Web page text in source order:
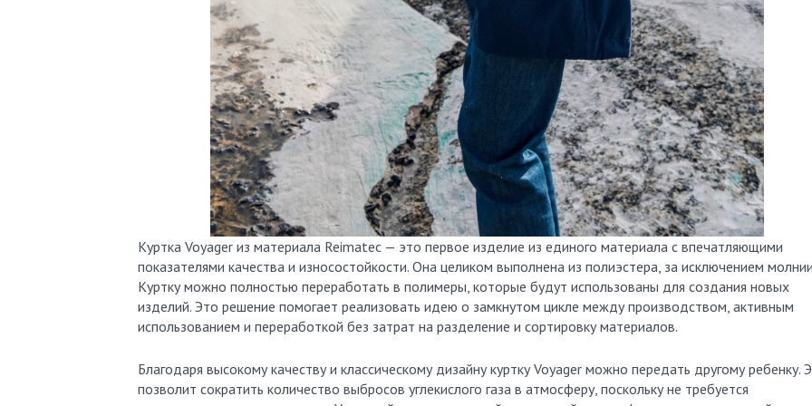
Куртка Voyager из материала Reimatec — это первое изделие из единого материала с впечатляющими
показателями качества и износостойкости. Она целиком выполнена из полиэстера, за исключением
Куртку можно полностью переработать в полимеры, которые будут использованы для создания новых
изделий. Это решение помогает реализовать идею о замкнутом цикле между производством, активным
использованием и переработкой без затрат на разделение и сортировку материалов.
Благодаря высокому качеству и классическому дизайну куртку Voyager можно передать другому ребенку.
позволит сократить количество выбросов углекислого газа в атмосферу, поскольку не требуется